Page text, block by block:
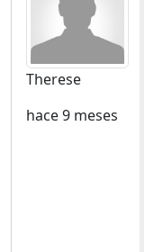
Therese
hace 9 meses